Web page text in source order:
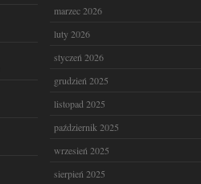
marzec 2026
luty 2026
styczeń 2026
grudzień 2025
listopad 2025
październik 2025
wrzesień 2025
sierpień 2025